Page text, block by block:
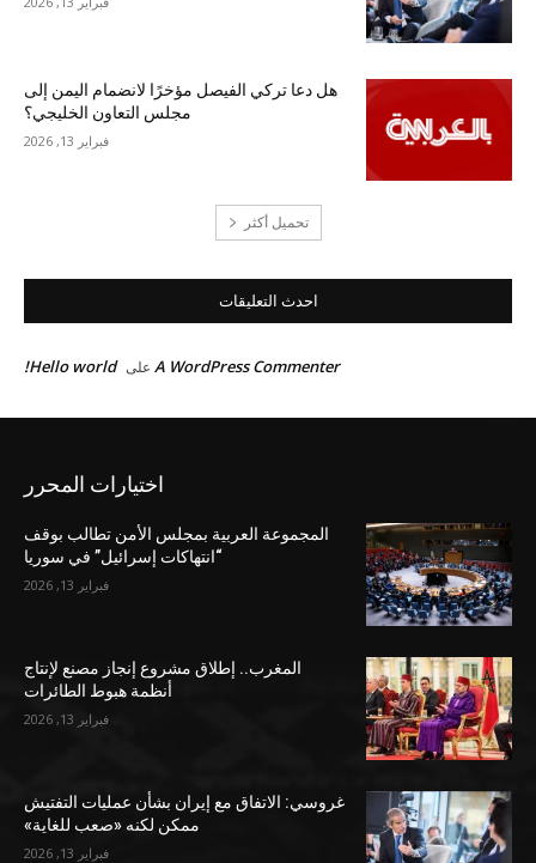
هل دعا تركي الفيصل مؤخرًا لانضمام اليمن إلى
مجلس التعاون الخليجي؟
فبراير 13, 2026
تحميل أكثر
احدث التعليقات
A WordPress Commenter على Hello world!
اختيارات المحرر
المجموعة العربية بمجلس الأمن تطالب بوقف
“انتهاكات إسرائيل” في سوريا
فبراير 13, 2026
المغرب.. إطلاق مشروع إنجاز مصنع لإنتاج
أنظمة هبوط الطائرات
فبراير 13, 2026
غروسي: الاتفاق مع إيران بشأن عمليات التفتيش
ممكن لكنه «صعب للغاية»
فبراير 13, 2026